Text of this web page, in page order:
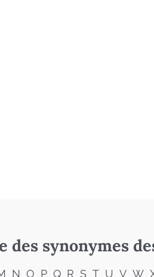
des synonymes
N O P Q R S T U V W